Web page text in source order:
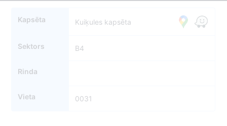
Kapsēta Kuiķules kapsēta
Sektors B4
Rinda
Vieta 0031